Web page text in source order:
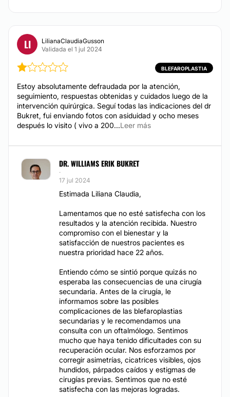
LI
LilianaClaudiaGusson
Validada el 1 jul 2024
BLEFAROPLASTIA
Estoy absolutamente defraudada por la atención,
seguimiento, respuestas obtenidas y cuidados luego de la
intervención quirúrgica. Seguí todas las indicaciones del dr
Bukret, fui enviando fotos con asiduidad y ocho meses
después lo visito ( vivo a 200...Leer más
DR. WILLIAMS ERIK BUKRET
·
17 jul 2024
Estimada Liliana Claudia,
Lamentamos que no esté satisfecha con los
resultados y la atención recibida. Nuestro
compromiso con el bienestar y la
satisfacción de nuestros pacientes es
nuestra prioridad hace 22 años.
Entiendo cómo se sintió porque quizás no
esperaba las consecuencias de una cirugía
secundaria. Antes de la cirugía, le
informamos sobre las posibles
complicaciones de las blefaroplastias
secundarias y le recomendamos una
consulta con un oftalmólogo. Sentimos
mucho que haya tenido dificultades con su
recuperación ocular. Nos esforzamos por
corregir asimetrías, cicatrices visibles, ojos
hundidos, párpados caídos y estigmas de
cirugías previas. Sentimos que no esté
satisfecha con las mejoras logradas.